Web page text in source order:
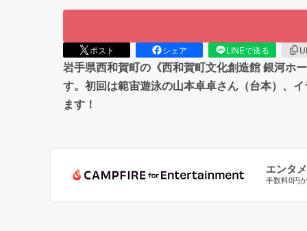
ポスト シェア LINEで送る
岩手県西和賀町の《西和賀町文化創造館 銀河ホ
す。初回は範宙遊泳の山本卓卓さん（台本）、
ます！
エンタ
手数料0円